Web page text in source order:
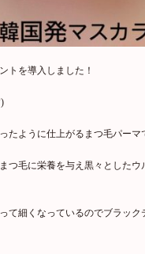
トを導入しました！
たように仕上がるまつ毛パーマ
つ毛に栄養を与え黒々としたウ
て細くなっているのでブラック